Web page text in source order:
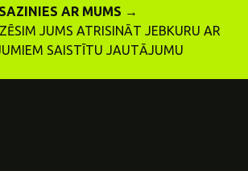
SAZINIES AR MUMS →
JUMS ATRISINĀT JEBKURU AR
SAISTĪTU JAUTĀJUMU